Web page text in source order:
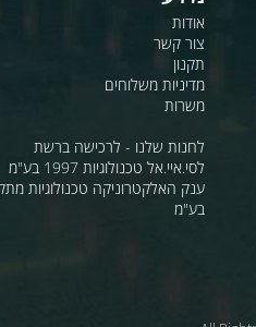
מידע
אודות
צור קשר
מדיניות משלוחים
משרות
לחנות שלנו - לרכישה ברשת